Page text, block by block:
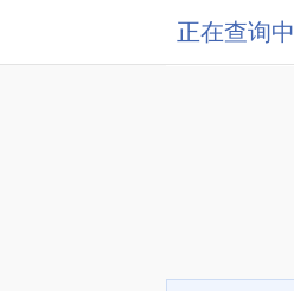
正在查询中